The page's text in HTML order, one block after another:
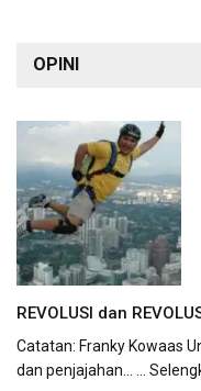
OPINI
REVOLUSI dan
Catatan: Franky Kowaas
dan penjajahan...
...